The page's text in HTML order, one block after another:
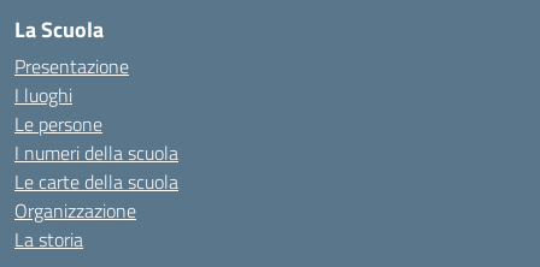
La Scuola
Presentazione
I luoghi
Le persone
I numeri della scuola
Le carte della scuola
Organizzazione
La storia